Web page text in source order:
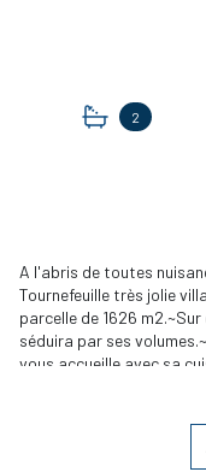
2
A l'abris de toutes
Tournefeuille très jolie
parcelle de 1626
séduira par ses
vous accueille avec sa
toilettes), un bureau
garage.~A l'étage, deux